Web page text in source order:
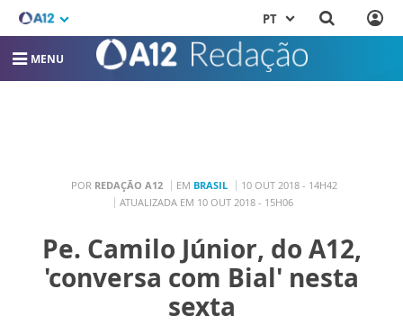
PT
MENU
POR REDAÇÃO A12 EM BRASIL
10 OUT 2018 - 14H42
ATUALIZADA EM 10 OUT 2018 - 15H06
Pe. Camilo Júnior, do A12,
'conversa com Bial' nesta
sexta